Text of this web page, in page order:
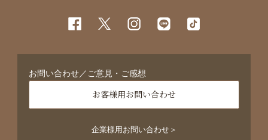
お問い合わせ／ご意見・ご感想
お客様用お問い合わせ
企業様用お問い合わせ＞